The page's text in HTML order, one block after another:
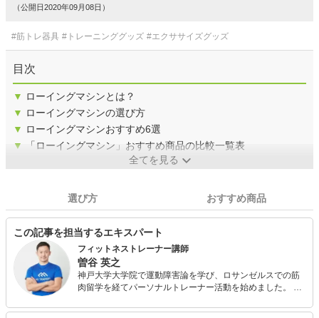
（公開日2020年09月08日）
#筋トレ器具 #トレーニンググッズ #エクササイズグッズ
目次
▼ ローイングマシンとは？
▼ ローイングマシンの選び方
▼ ローイングマシンおすすめ6選
▼
「ローイングマシン」おすすめ商品の比較一覧表
全てを見る
選び方 おすすめ商品
この記事を担当するエキスパート
フィットネストレーナー講師
曽谷 英之
神戸大学大学院で運動障害論を学び、ロサンゼルスでの筋
肉留学を経てパーソナルトレーナー活動を始めました。 ロ
好評をいただき、パーソナルトレーニングマッチングサイ